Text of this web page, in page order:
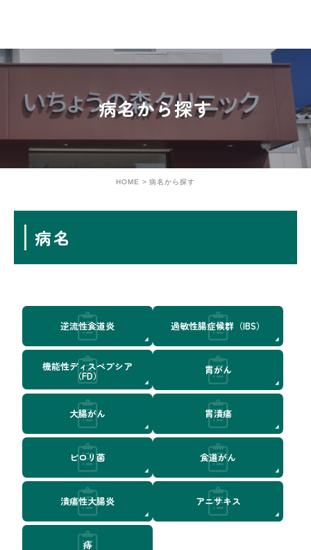
病名から探す
HOME 病名から探す
病名
逆流性食道炎 過敏性腸症候群（IBS）
機能性ディスペプシア
（FD） 胃がん
大腸がん 胃潰瘍
ピロリ菌 食道がん
潰瘍性大腸炎 アニサキス
痔